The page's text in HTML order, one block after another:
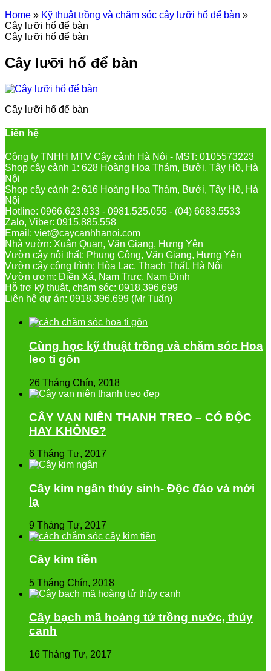
Home » Kỹ thuật trồng và chăm sóc cây lưỡi hổ để bàn »
Cây lưỡi hổ để bàn
Cây lưỡi hổ để bàn
Cây lưỡi hổ để bàn
Cây lưỡi hổ để bàn
Liên hệ
Công ty TNHH MTV Cây cảnh Hà Nội - MST: 0105573223
Shop cây cảnh 1: 628 Hoàng Hoa Thám, Bưởi, Tây Hồ, Hà
Nội
Shop cây cảnh 2: 616 Hoàng Hoa Thám, Bưởi, Tây Hồ, Hà
Nội
Hotline: 0966.623.933 - 0981.525.055 - (04) 6683.5533
Zalo, Viber: 0915.885.558
Email: viet@caycanhhanoi.com
Nhà vườn: Xuân Quan, Văn Giang, Hưng Yên
Vườn cây nội thất: Phụng Công, Văn Giang, Hưng Yên
Vườn cây công trình: Hòa Lạc, Thạch Thất, Hà Nội
Vườn ươm: Điền Xá, Nam Trực, Nam Định
Hỗ trợ kỹ thuật, chăm sóc: 0918.396.699
Liên hệ dự án: 0918.396.699 (Mr Tuấn)
Cùng học kỹ thuật trồng và chăm sóc Hoa
leo ti gôn
26 Tháng Chín, 2018
CÂY VẠN NIÊN THANH TREO – CÓ ĐỘC
HAY KHÔNG?
6 Tháng Tư, 2017
Cây kim ngân thủy sinh- Độc đáo và mới
lạ
9 Tháng Tư, 2017
Cây kim tiền
5 Tháng Chín, 2018
Cây bạch mã hoàng tử trồng nước, thủy
canh
16 Tháng Tư, 2017